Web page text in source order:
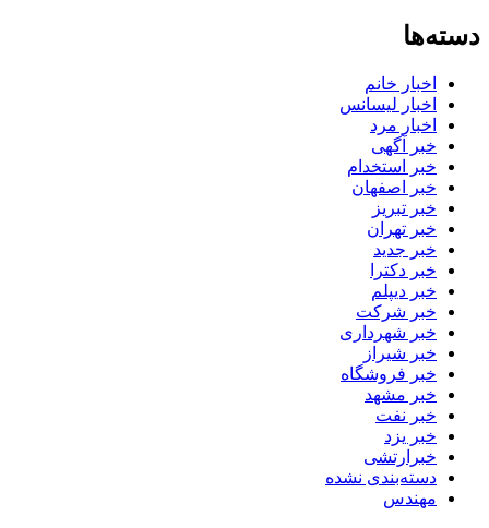
دسته‌ها
اخبار خانم
اخبار لیسانس
اخبار مرد
خبر آگهی
خبر استخدام
خبر اصفهان
خبر تبریز
خبر تهران
خبر جدید
خبر دکترا
خبر دیپلم
خبر شرکت
خبر شهرداری
خبر شیراز
خبر فروشگاه
خبر مشهد
خبر نفت
خبر یزد
خبرارتشی
دسته‌بندی نشده
مهندس